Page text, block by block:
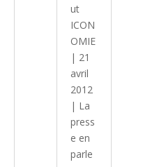
ut
ICON
OMIE
| 21
avril
2012
| La
press
e en
parle